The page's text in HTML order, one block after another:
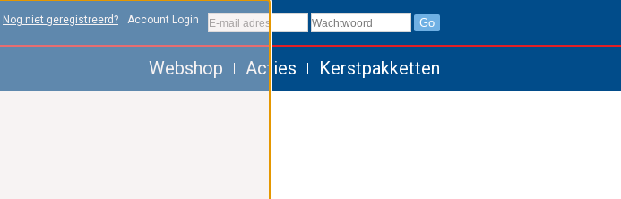
Nog niet geregistreerd? Account Login Go
Webshop Acties Kerstpakketten